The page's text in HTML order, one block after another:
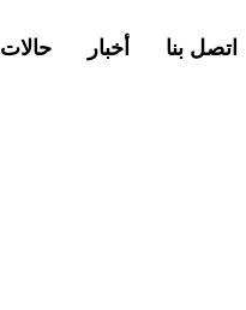
حالات أخبار اتصل بنا